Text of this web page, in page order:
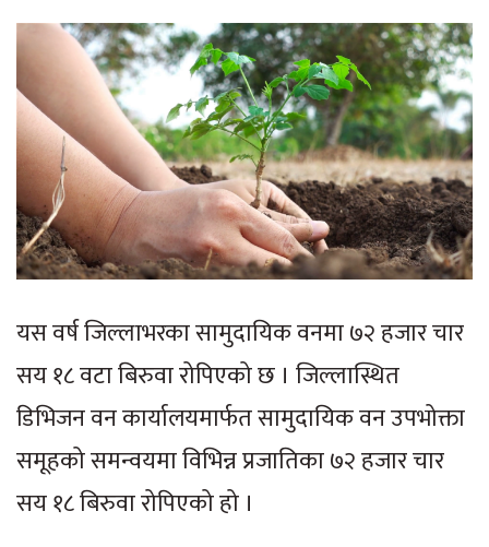
यस वर्ष जिल्लाभरका सामुदायिक वनमा ७२ हजार चार
सय १८ वटा बिरुवा रोपिएको छ । जिल्लास्थित
डिभिजन वन कार्यालयमार्फत सामुदायिक वन उपभोक्ता
समूहको समन्वयमा विभिन्न प्रजातिका ७२ हजार चार
सय १८ बिरुवा रोपिएको हो ।